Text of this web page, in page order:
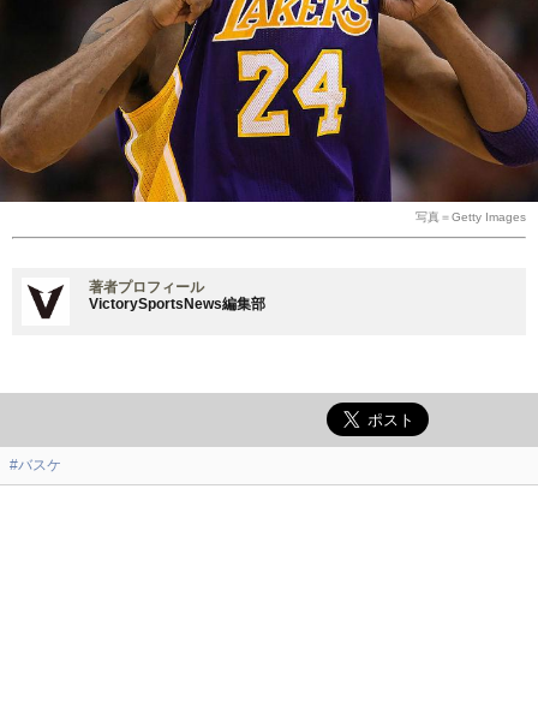
写真＝Getty Images
著者プロフィール
VictorySportsNews編集部
#バスケ